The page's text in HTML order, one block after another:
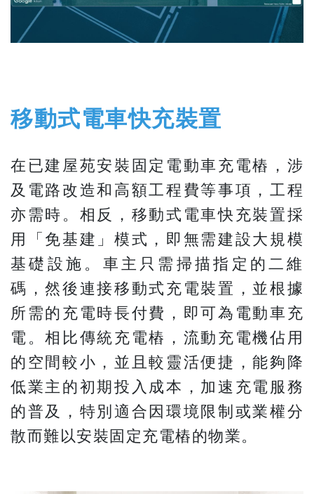
移動式電車快充裝置
在已建屋苑安裝固定電動車充電樁，涉
及電路改造和高額工程費等事項，工程
亦需時。相反，移動式電車快充裝置採
用「免基建」模式，即無需建設大規模
基礎設施。車主只需掃描指定的二維
碼，然後連接移動式充電裝置，並根據
所需的充電時長付費，即可為電動車充
電。相比傳統充電樁，流動充電機佔用
的空間較小，並且較靈活便捷，能夠降
低業主的初期投入成本，加速充電服務
的普及，特別適合因環境限制或業權分
散而難以安裝固定充電樁的物業。